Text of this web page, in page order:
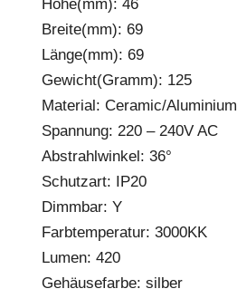
Höhe(mm): 46
Breite(mm): 69
Länge(mm): 69
Gewicht(Gramm): 125
Material: Ceramic/Aluminium
Spannung: 220 – 240V AC
Abstrahlwinkel: 36°
Schutzart: IP20
Dimmbar: Y
Farbtemperatur: 3000KK
Lumen: 420
Gehäusefarbe: silber